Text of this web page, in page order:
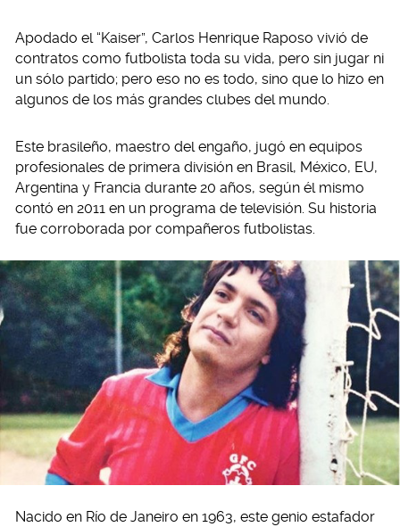
Apodado el “Kaiser”, Carlos Henrique Raposo vivió de
contratos como futbolista toda su vida, pero sin jugar ni
un sólo partido; pero eso no es todo, sino que lo hizo en
algunos de los más grandes clubes del mundo.
Este brasileño, maestro del engaño, jugó en equipos
profesionales de primera división en Brasil, México, EU,
Argentina y Francia durante 20 años, según él mismo
contó en 2011 en un programa de televisión. Su historia
fue corroborada por compañeros futbolistas.
Nacido en Río de Janeiro en 1963, este genio estafador